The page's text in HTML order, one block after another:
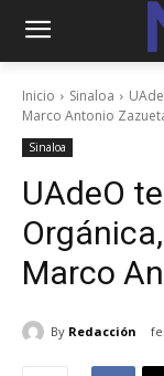
Inicio Sinaloa
Marco Antonio
Sinaloa
UAdeO
Marco
By Redacción